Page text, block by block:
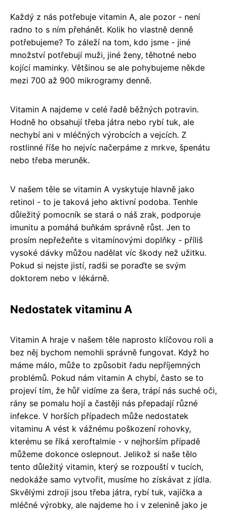
Každý z nás potřebuje vitamin A, ale pozor - není
radno to s ním přehánět. Kolik ho vlastně denně
potřebujeme? To záleží na tom, kdo jsme - jiné
množství potřebují muži, jiné ženy, těhotné nebo
kojící maminky. Většinou se ale pohybujeme někde
mezi 700 až 900 mikrogramy denně.
Vitamin A najdeme v celé řadě běžných potravin.
Hodně ho obsahují třeba játra nebo rybí tuk, ale
nechybí ani v mléčných výrobcích a vejcích. Z
rostlinné říše ho nejvíc načerpáme z mrkve, špenátu
nebo třeba meruněk.
V našem těle se vitamin A vyskytuje hlavně jako
retinol - to je taková jeho aktivní podoba. Tenhle
důležitý pomocník se stará o náš zrak, podporuje
imunitu a pomáhá buňkám správně růst. Jen to
prosím nepřežeňte s vitamínovými doplňky - příliš
vysoké dávky můžou nadělat víc škody než užitku.
Pokud si nejste jistí, radši se poraďte se svým
doktorem nebo v lékárně.
Nedostatek vitaminu A
Vitamin A hraje v našem těle naprosto klíčovou roli a
bez něj bychom nemohli správně fungovat. Když ho
máme málo, může to způsobit řadu nepříjemných
problémů. Pokud nám vitamin A chybí, často se to
projeví tím, že hůř vidíme za šera, trápí nás suché oči,
rány se pomalu hojí a častěji nás přepadají různé
infekce. V horších případech může nedostatek
vitaminu A vést k vážnému poškození rohovky,
kterému se říká xeroftalmie - v nejhorším případě
můžeme dokonce oslepnout. Jelikož si naše tělo
tento důležitý vitamin, který se rozpouští v tucích,
nedokáže samo vytvořit, musíme ho získávat z jídla.
Skvělými zdroji jsou třeba játra, rybí tuk, vajíčka a
mléčné výrobky, ale najdeme ho i v zelenině jako je